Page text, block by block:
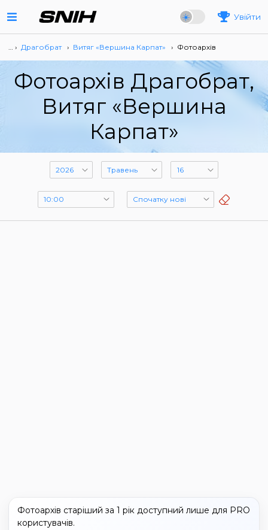
Увійти
… › Драгобрат › Витяг «Вершина Карпат» › Фотоархів
Фотоархів Драгобрат,
Витяг «Вершина
Карпат»
Фотоархів старіший за 1 рік доступний лише для PRO
користувачів.